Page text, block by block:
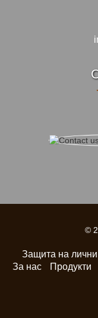
©
Защита на
За нас
Продукти